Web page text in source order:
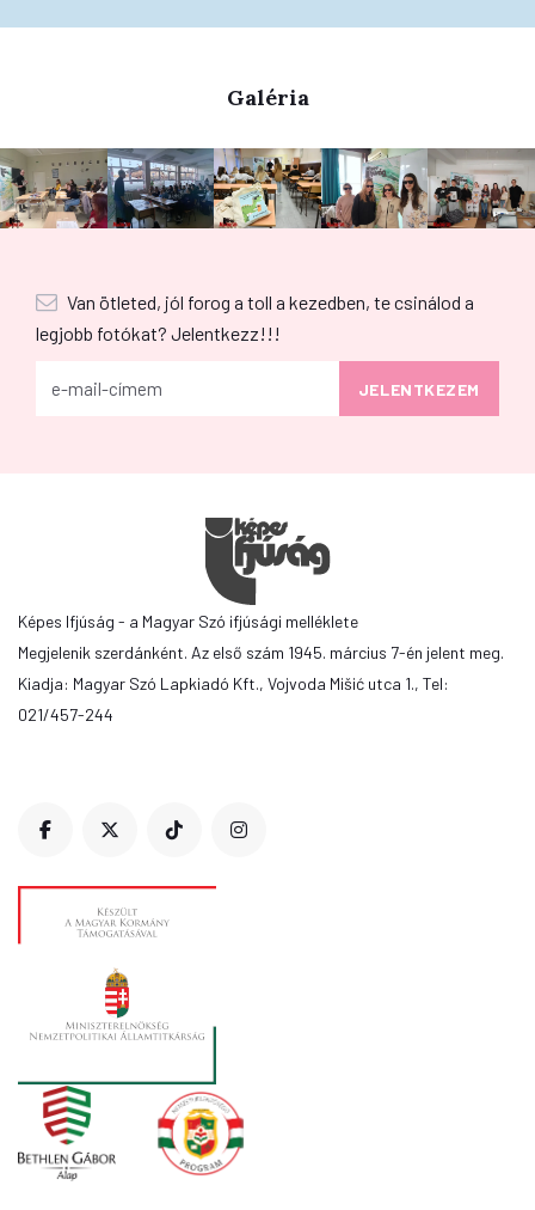
Galéria
Van ötleted, jól forog a toll a kezedben, te csinálod a
legjobb fotókat? Jelentkezz!!!
Képes Ifjúság - a Magyar Szó ifjúsági melléklete
Megjelenik szerdánként. Az első szám 1945. március 7-én jelent meg.
Kiadja: Magyar Szó Lapkiadó Kft., Vojvoda Mišić utca 1., Tel:
021/457-244